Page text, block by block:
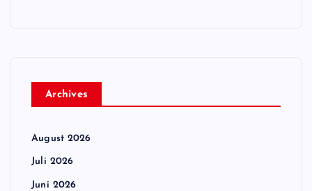
Archives
August 2026
Juli 2026
Juni 2026